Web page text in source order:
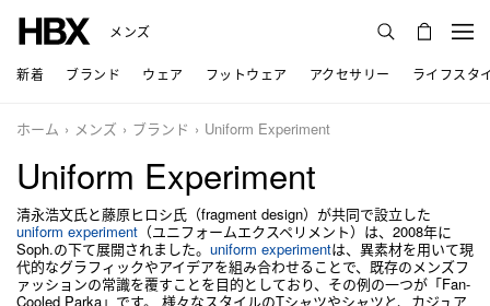
メンズ
新着 ブランド ウェア フットウェア アクセサリー ライフスタ
ホーム メンズ ブランド Uniform Experiment
Uniform Experiment
清永浩文氏と藤原ヒロシ氏（fragment design）が共同で設立した
uniform experiment （ユニフォームエクスペリメント）は、2008年に
Soph.の下て展開されました。 uniform experimentは、異素材を用いて現
代的なグラフィックやアイデアを組み合わせることで、既存のメンズフ
ァッションの常識を覆すことを目的としており、その例の一つが「Fan-
Cooled Parka」です。 様々なスタイルのTシャツやシャツと、カジュア